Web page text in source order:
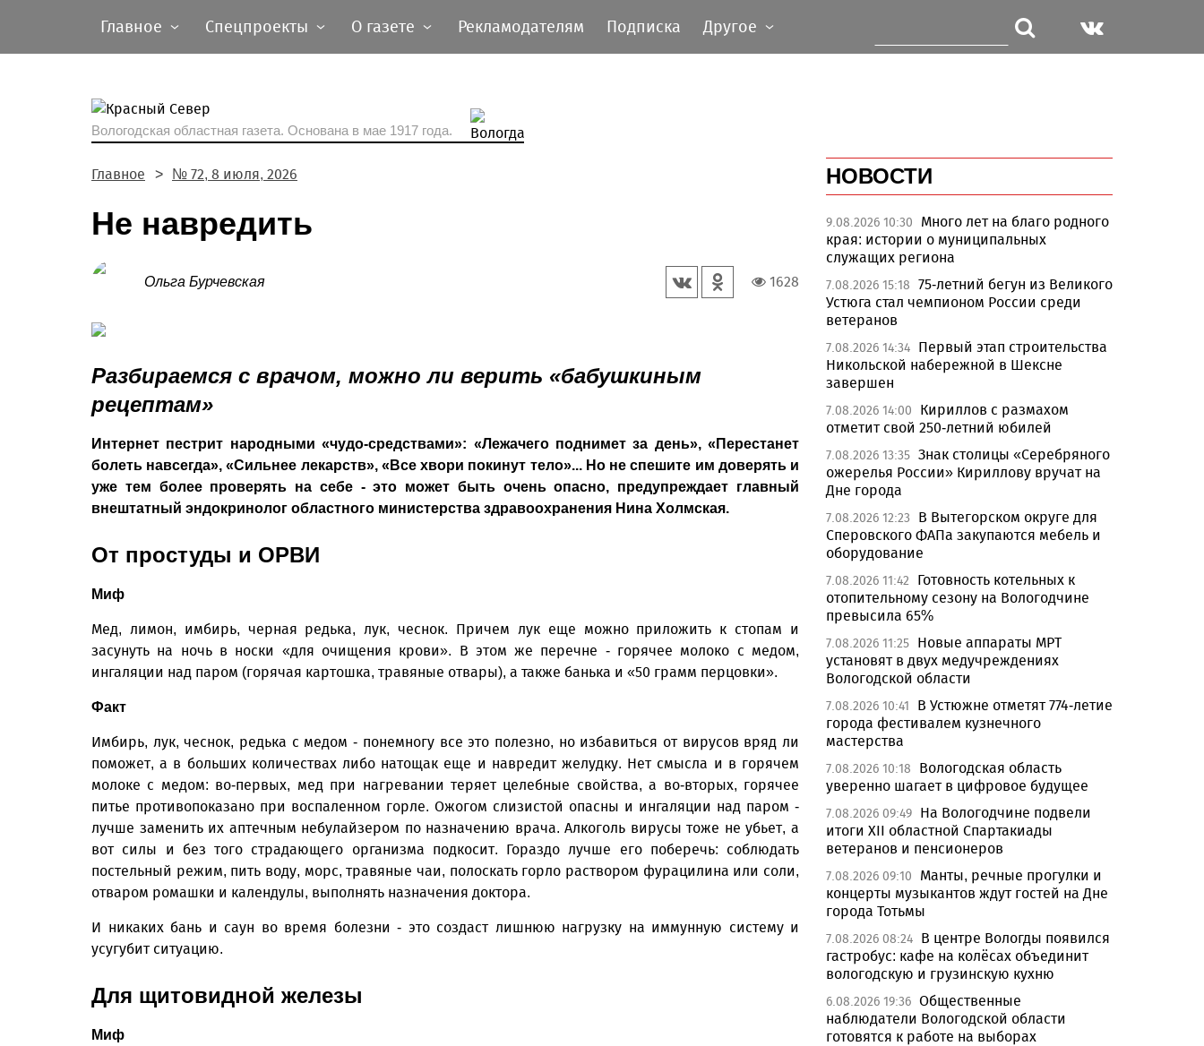
Главное Спецпроекты О газете Рекламодателям Подписка Другое
Вологодская областная газета. Основана в мае 1917 года.
Главное № 72, 8 июля, 2026
Не навредить
Ольга Бурчевская 1628
Разбираемся с врачом, можно ли верить «бабушкиным
рецептам»
Интернет пестрит народными «чудо-средствами»: «Лежачего поднимет за день», «Перестанет
болеть навсегда», «Сильнее лекарств», «Все хвори покинут тело»... Но не спешите им доверять и
уже тем более проверять на себе - это может быть очень опасно, предупреждает главный
внештатный эндокринолог областного министерства здравоохранения Нина Холмская.
От простуды и ОРВИ
Миф
Мед, лимон, имбирь, черная редька, лук, чеснок. Причем лук еще можно приложить к стопам и
засунуть на ночь в носки «для очищения крови». В этом же перечне - горячее молоко с медом,
ингаляции над паром (горячая картошка, травяные отвары), а также банька и «50 грамм перцовки».
Факт
Имбирь, лук, чеснок, редька с медом - понемногу все это полезно, но избавиться от вирусов вряд ли
поможет, а в больших количествах либо натощак еще и навредит желудку. Нет смысла и в горячем
молоке с медом: во-первых, мед при нагревании теряет целебные свойства, а во-вторых, горячее
питье противопоказано при воспаленном горле. Ожогом слизистой опасны и ингаляции над паром -
лучше заменить их аптечным небулайзером по назначению врача. Алкоголь вирусы тоже не убьет, а
вот силы и без того страдающего организма подкосит. Гораздо лучше его поберечь: соблюдать
постельный режим, пить воду, морс, травяные чаи, полоскать горло раствором фурацилина или соли,
отваром ромашки и календулы, выполнять назначения доктора.
И никаких бань и саун во время болезни - это создаст лишнюю нагрузку на иммунную систему и
усугубит ситуацию.
Для щитовидной железы
Миф
НОВОСТИ
9.08.2026 10:30
Много лет на благо родного
края: истории о муниципальных
служащих региона
7.08.2026 15:18 75-летний бегун из Великого
Устюга стал чемпионом России среди
ветеранов
7.08.2026 14:34 Первый этап строительства
Никольской набережной в Шексне
завершен
7.08.2026 14:00
Кириллов с размахом
отметит свой 250-летний юбилей
7.08.2026 13:35 Знак столицы «Серебряного
ожерелья России» Кириллову вручат на
Дне города
7.08.2026 12:23
В Вытегорском округе для
Сперовского ФАПа закупаются мебель и
оборудование
7.08.2026 11:42
Готовность котельных к
отопительному сезону на Вологодчине
превысила 65%
7.08.2026 11:25 Новые аппараты МРТ
установят в двух медучреждениях
Вологодской области
7.08.2026 10:41
В Устюжне отметят 774-летие
города фестивалем кузнечного
мастерства
7.08.2026 10:18
Вологодская область
уверенно шагает в цифровое будущее
7.08.2026 09:49 На Вологодчине подвели
итоги XII областной Спартакиады
ветеранов и пенсионеров
7.08.2026 09:10
Манты, речные прогулки и
концерты музыкантов ждут гостей на Дне
города Тотьмы
7.08.2026 08:24 В центре Вологды появился
гастробус: кафе на колёсах объединит
вологодскую и грузинскую кухню
6.08.2026 19:36 Общественные
наблюдатели Вологодской области
готовятся к работе на выборах